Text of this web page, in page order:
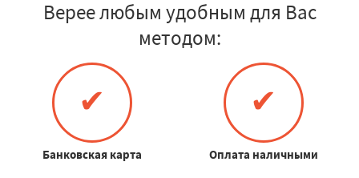
Верее любым удобным для Вас
методом:
✔
Банковская карта
✔
Оплата наличными